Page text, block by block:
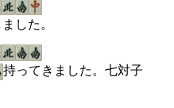
した。
持ってきました。七対子